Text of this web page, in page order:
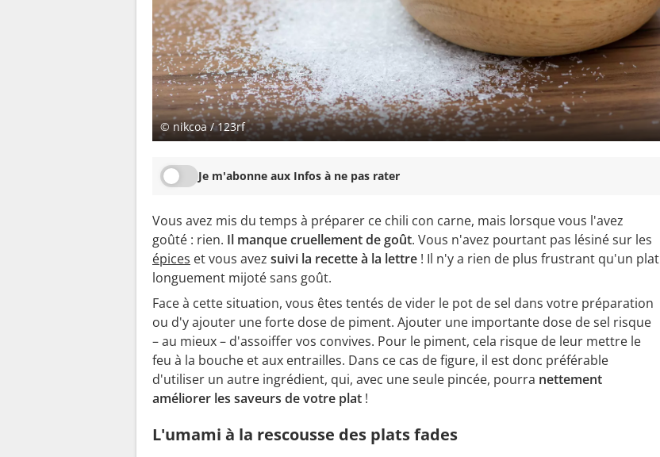
© nikcoa / 123rf
Je m'abonne aux Infos à ne pas rater
Vous avez mis du temps à préparer ce chili con carne, mais lorsque vous l'avez
goûté : rien. Il manque cruellement de goût. Vous n'avez pourtant pas lésiné sur les
épices et vous avez suivi la recette à la lettre ! Il n'y a rien de plus frustrant qu'un plat
longuement mijoté sans goût.
Face à cette situation, vous êtes tentés de vider le pot de sel dans votre préparation
ou d'y ajouter une forte dose de piment. Ajouter une importante dose de sel risque
– au mieux – d'assoiffer vos convives. Pour le piment, cela risque de leur mettre le
feu à la bouche et aux entrailles. Dans ce cas de figure, il est donc préférable
d'utiliser un autre ingrédient, qui, avec une seule pincée, pourra nettement
améliorer les saveurs de votre plat !
L'umami à la rescousse des plats fades